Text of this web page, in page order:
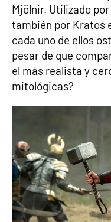
Mjölnir. Utilizado
también por Kratos
cada uno de ellos
pesar de que
el más realista y
mitológicas?